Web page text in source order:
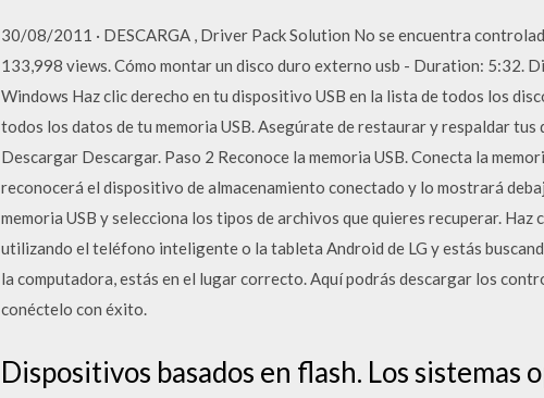
30/08/2011 · DESCARGA , Driver Pack Solution No se encuentra
133,998 views. Cómo montar un disco duro externo usb - Duration: 5:32.
Windows Haz clic derecho en tu dispositivo USB en la lista de todos los
todos los datos de tu memoria USB. Asegúrate de restaurar y respaldar
Descargar Descargar. Paso 2 Reconoce la memoria USB. Conecta la
reconocerá el dispositivo de almacenamiento conectado y lo mostrará
memoria USB y selecciona los tipos de archivos que quieres recuperar. Haz
utilizando el teléfono inteligente o la tableta Android de LG y estás
la computadora, estás en el lugar correcto. Aquí podrás descargar los
conéctelo con éxito.
Dispositivos basados en flash. Los